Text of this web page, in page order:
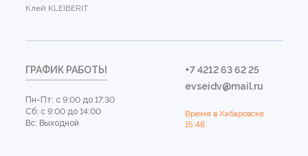
Клей KLEIBERIT
ГРАФИК РАБОТЫ
Пн-Пт: с 9:00 до 17:30
Сб: с 9:00 до 14:00
Вс: Выходной
+7 4212 63 62 25
evseidv@mail.ru
Время в Хабаровске
15:48